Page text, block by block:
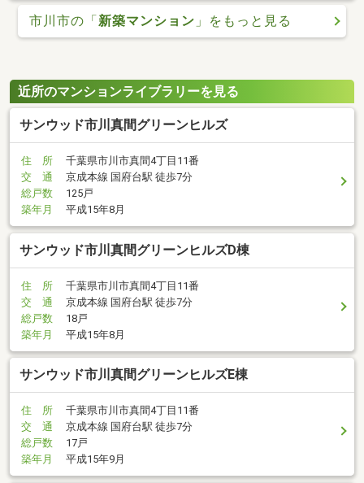
市川市の「 新築マンション 」をもっと見る
近所のマンションライブラリーを見る
サンウッド市川真間グリーンヒルズ
住 所
千葉県市川市真間4丁目11番
交 通
京成本線 国府台駅 徒歩7分
総戸数
125戸
築年月
平成15年8月
サンウッド市川真間グリーンヒルズD棟
住 所
千葉県市川市真間4丁目11番
交 通
京成本線 国府台駅 徒歩7分
総戸数
18戸
築年月
平成15年8月
サンウッド市川真間グリーンヒルズE棟
住 所
千葉県市川市真間4丁目11番
交 通
京成本線 国府台駅 徒歩7分
総戸数
17戸
築年月
平成15年9月